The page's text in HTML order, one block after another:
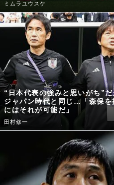
ミムラユウスケ
“日本代表の強みと思いがち”
ジャパン時代と同じ…「森保を
にはそれが可能だ」
田村修一